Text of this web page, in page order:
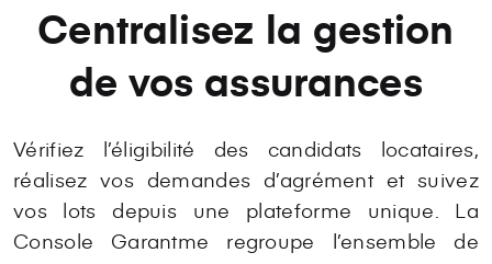
Centralisez la gestion
de vos assurances
Vérifiez l’éligibilité des candidats locataires,
réalisez vos demandes d’agrément et suivez
vos lots depuis une plateforme unique. La
Console Garantme regroupe l’ensemble de